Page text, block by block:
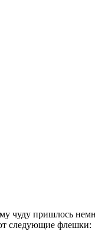
пришлось
следующие флешки: